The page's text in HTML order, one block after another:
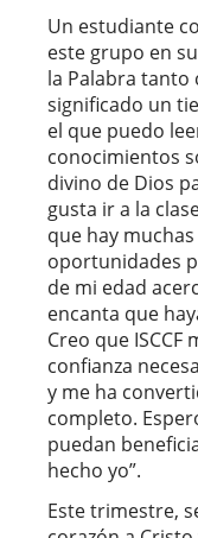
Un estudiante
este grupo en
la Palabra tanto
significado un
el que puedo
conocimientos
divino de Dios
gusta ir a la
que hay
oportunidades
de mi edad
encanta que
Creo que
confianza
y me ha
completo.
puedan
hecho yo”.
Este trimestre,